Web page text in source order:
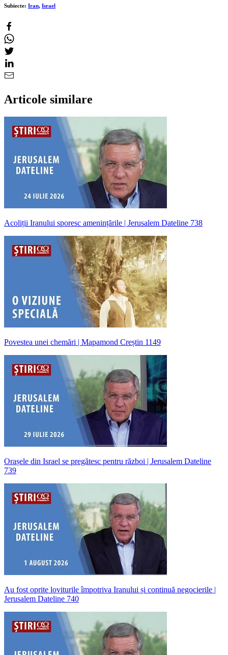
Subiecte: Iran, Israel
Articole similare
Acoliții Iranului sporesc amenințările | Jerusalem Dateline 738
Povestea unei chemări | Mapamond Creștin 1149
Orașele din Israel se pregătesc pentru război | Jerusalem Dateline
739
Au fost oprite loviturile împotriva Iranului și continuă negocierile |
Jerusalem Dateline 740